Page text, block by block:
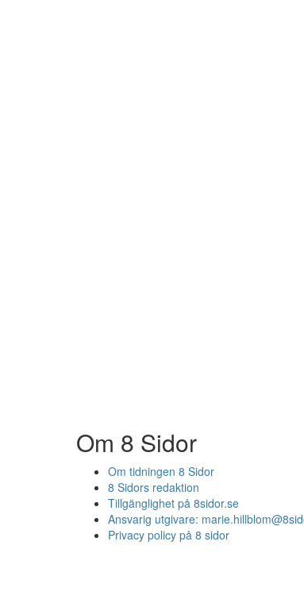
Om 8 Sidor
Om tidningen 8 Sidor
8 Sidors redaktion
Tillgänglighet på 8sidor.se
Ansvarig utgivare:
Privacy policy på 8 sidor